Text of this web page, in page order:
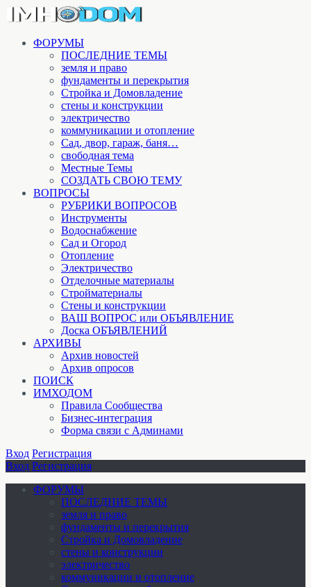
ФОРУМЫ
ПОСЛЕДНИЕ ТЕМЫ
земля и право
фундаменты и перекрытия
Стройка и Домовладение
стены и конструкции
электричество
коммуникации и отопление
Cад, двор, гараж, баня…
свободная тема
Местные Темы
СОЗДАТЬ СВОЮ ТЕМУ
ВОПРОСЫ
РУБРИКИ ВОПРОСОВ
Инструменты
Водоснабжение
Сад и Огород
Отопление
Электричество
Отделочные материалы
Стройматериалы
Стены и конструкции
ВАШ ВОПРОС или ОБЪЯВЛЕНИЕ
Доска ОБЪЯВЛЕНИЙ
АРХИВЫ
Архив новостей
Архив опросов
ПОИСК
ИМХОДОМ
Правила Сообщества
Бизнес-интеграция
Форма связи с Админами
Вход Регистрация
Вход Регистрация
ФОРУМЫ
ПОСЛЕДНИЕ ТЕМЫ
земля и право
фундаменты и перекрытия
Стройка и Домовладение
стены и конструкции
электричество
коммуникации и отопление